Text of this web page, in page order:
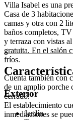
Villa Isabel es una
Casa de 3
camas y otra con 2
baños completos,
y terraza con vistas
gratuita. En el salón
fríos.
Cuenta también con
de un amplio porche
cerrado.
El establecimiento
inmediaciones se
Exterior
Jardín